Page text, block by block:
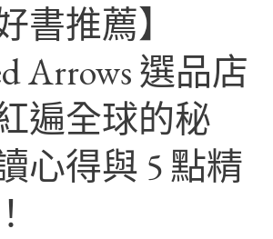
書推薦】
Arrows 選品店
遍全球的秘
心得與 5 點精